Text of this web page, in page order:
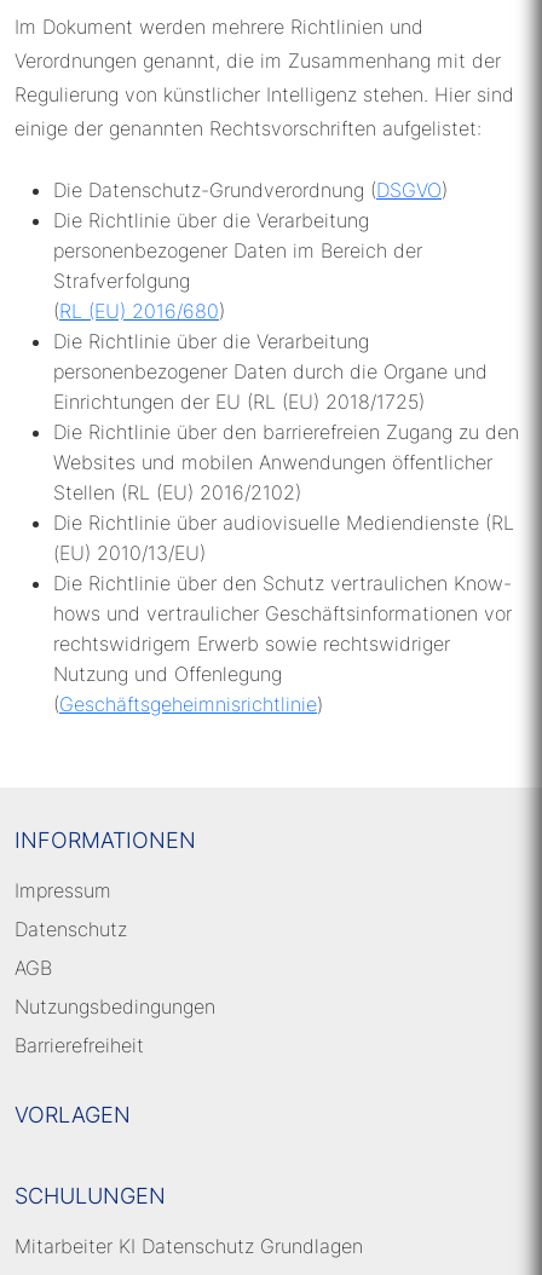
Im Dokument werden mehrere Richtlinien und
Verordnungen genannt, die im Zusammenhang mit der
Regulierung von künstlicher Intelligenz stehen. Hier sind
einige der genannten Rechtsvorschriften aufgelistet:
Die Datenschutz-Grundverordnung (DSGVO)
Die Richtlinie über die Verarbeitung
personenbezogener Daten im Bereich der
Strafverfolgung
(RL (EU) 2016/680)
Die Richtlinie über die Verarbeitung
personenbezogener Daten durch die Organe und
Einrichtungen der EU (RL (EU) 2018/1725)
Die Richtlinie über den barrierefreien Zugang zu den
Websites und mobilen Anwendungen öffentlicher
Stellen (RL (EU) 2016/2102)
Die Richtlinie über audiovisuelle Mediendienste (RL
(EU) 2010/13/EU)
Die Richtlinie über den Schutz vertraulichen Know-
hows und vertraulicher Geschäftsinformationen vor
rechtswidrigem Erwerb sowie rechtswidriger
Nutzung und Offenlegung
(Geschäftsgeheimnisrichtlinie)
INFORMATIONEN
Impressum
Datenschutz
AGB
Nutzungsbedingungen
Barrierefreiheit
VORLAGEN
SCHULUNGEN
Mitarbeiter KI Datenschutz Grundlagen